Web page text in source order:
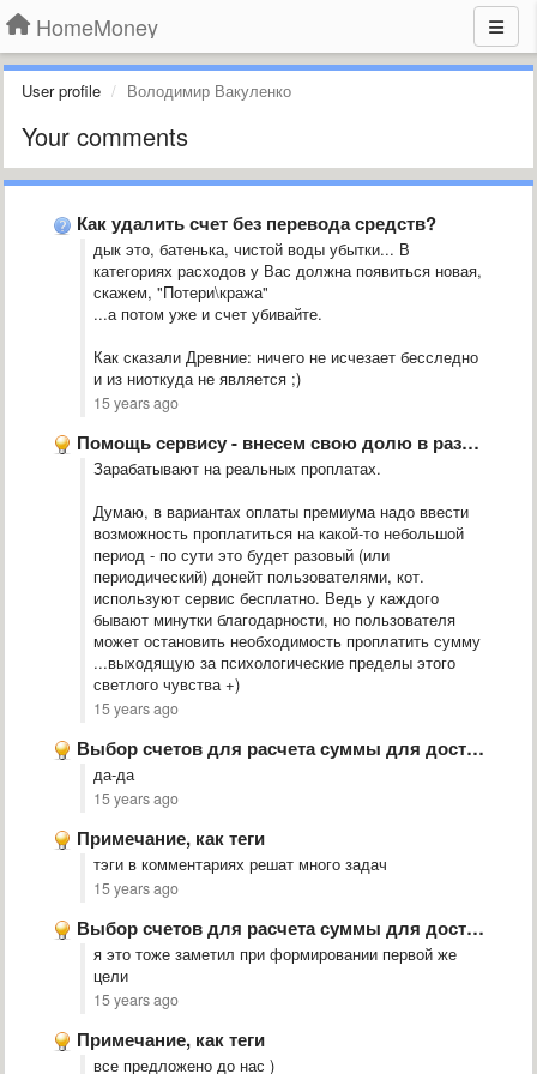
HomeMoney
User profile Володимир Вакуленко
Your comments
Как удалить счет без перевода средств?
дык это, батенька, чистой воды убытки... В
категориях расходов у Вас должна появиться новая,
скажем, "Потери\кража"
...а потом уже и счет убивайте.
Как сказали Древние: ничего не исчезает бесследно
и из ниоткуда не является ;)
15 years ago
Помощь сервису - внесем свою долю в развитие! НЕ ПРОХОДИМ …
Зарабатывают на реальных проплатах.
Думаю, в вариантах оплаты премиума надо ввести
возможность проплатиться на какой-то небольшой
период - по сути это будет разовый (или
периодический) донейт пользователями, кот.
используют сервис бесплатно. Ведь у каждого
бывают минутки благодарности, но пользователя
может остановить необходимость проплатить сумму
...выходящую за психологические пределы этого
светлого чувства +)
15 years ago
Выбор счетов для расчета суммы для достижения цели
да-да
15 years ago
Примечание, как теги
тэги в комментариях решат много задач
15 years ago
Выбор счетов для расчета суммы для достижения цели
я это тоже заметил при формировании первой же
цели
15 years ago
Примечание, как теги
все предложено до нас )